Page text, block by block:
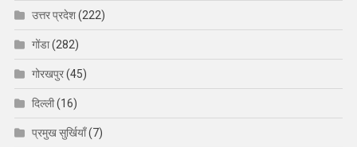
उत्तर प्रदेश(222)
गोंडा(282)
गोरखपुर(45)
दिल्ली(16)
प्रमुख सुर्खियाँ(7)